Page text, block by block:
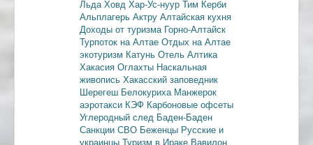
ЛьдаХовд Хар-Ус-нуур Тим Керби
Альплагерь Актру Алтайская кухня
Доходы от туризма Горно-Алтайск
Турпоток на Алтае Отдых на Алтае
экотуризм Катунь Отель Алтика
Хакасия Оглахты Наскальная
живопись Хакасский заповедник
Шерегеш Белокуриха Манжерок
аэротакси КЭФ Карбоновые офсеты
Углеродный след Баден-Баден
Санкции СВО Беженцы Русские и
украинцы Туризм в Ираке Вавилон